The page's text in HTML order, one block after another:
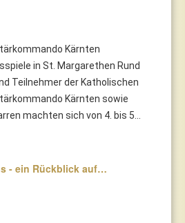
Kärnten
in St. Margarethen Rund
Teilnehmer der Katholischen
Kärnten sowie
machten sich von 4. bis 5...
- ein Rückblick auf…